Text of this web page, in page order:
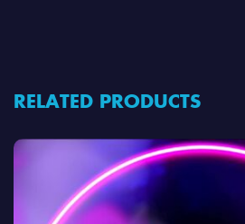
RELATED PRODUCTS